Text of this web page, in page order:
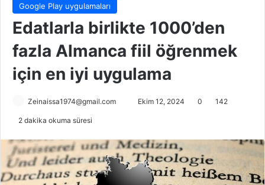
Google Play uygulamaları
Edatlarla birlikte 1000’den
fazla Almanca fiil öğrenmek
için en iyi uygulama
Zeinaissa1974@gmail.com
e
-
p
Ekim 12, 2024 0 142
2 dakika okuma süresi